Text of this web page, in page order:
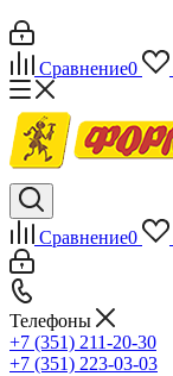
Сравнение0
Сравнение0
Телефоны
+7 (351) 211-20-30
+7 (351) 223-03-03